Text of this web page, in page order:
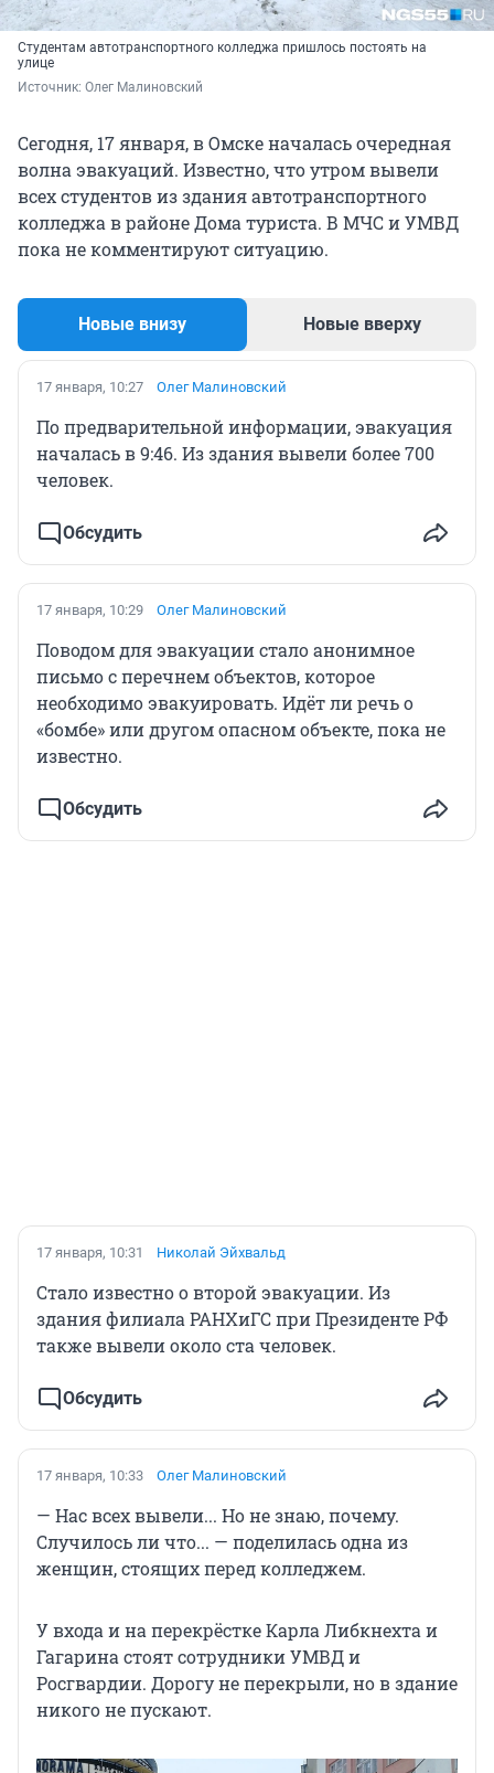
Студентам автотранспортного колледжа пришлось постоять на
улице
Источник: Олег Малиновский
Сегодня, 17 января, в Омске началась очередная
волна эвакуаций. Известно, что утром вывели
всех студентов из здания автотранспортного
колледжа в районе Дома туриста. В МЧС и УМВД
пока не комментируют ситуацию.
Новые внизу Новые вверху
17 января, 10:27 Олег Малиновский
По предварительной информации, эвакуация
началась в 9:46. Из здания вывели более 700
человек.
Обсудить
17 января, 10:29 Олег Малиновский
Поводом для эвакуации стало анонимное
письмо с перечнем объектов, которое
необходимо эвакуировать. Идёт ли речь о
«бомбе» или другом опасном объекте, пока не
известно.
Обсудить
17 января, 10:31 Николай Эйхвальд
Стало известно о второй эвакуации. Из
здания филиала РАНХиГС при Президенте РФ
также вывели около ста человек.
Обсудить
17 января, 10:33 Олег Малиновский
— Нас всех вывели... Но не знаю, почему.
Случилось ли что... — поделилась одна из
женщин, стоящих перед колледжем.
У входа и на перекрёстке Карла Либкнехта и
Гагарина стоят сотрудники УМВД и
Росгвардии. Дорогу не перекрыли, но в здание
никого не пускают.